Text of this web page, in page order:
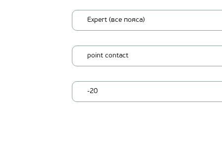
Expert (все пояса)
point contact
-20